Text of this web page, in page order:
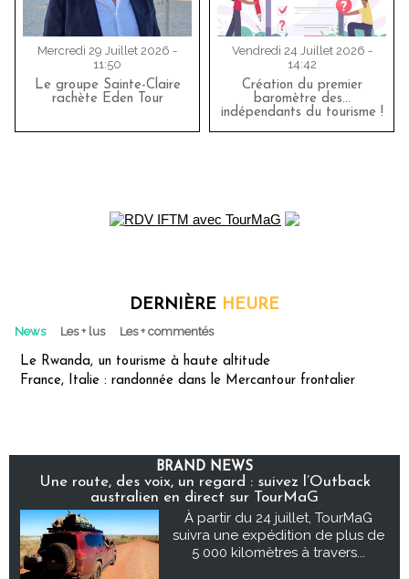
Mercredi 29 Juillet 2026 -
11:50
Le groupe Sainte-Claire
rachète Eden Tour
Vendredi 24 Juillet 2026 -
14:42
Création du premier
baromètre des…
indépendants du tourisme !
DERNIÈRE HEURE
News Les + lus Les + commentés
Le Rwanda, un tourisme à haute altitude
France, Italie : randonnée dans le Mercantour frontalier
BRAND NEWS
Une route, des voix, un regard : suivez l’Outback
australien en direct sur TourMaG
À partir du 24 juillet, TourMaG
suivra une expédition de plus de
5 000 kilomètres à travers...